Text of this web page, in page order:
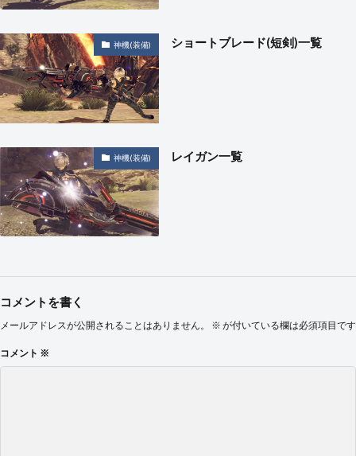
神機(装備) ショートブレード(短剣)一覧
神機(装備) レイガン一覧
コメントを書く
メールアドレスが公開されることはありません。 ※ が付いている欄は必須項目です
コメント ※